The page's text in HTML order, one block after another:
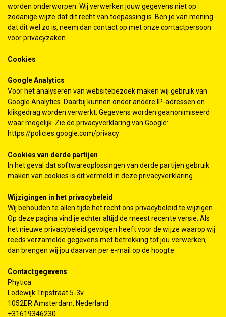
worden onderworpen. Wij verwerken jouw gegevens niet op
zodanige wijze dat dit recht van toepassing is. Ben je van mening
dat dit wel zo is, neem dan contact op met onze contactpersoon
voor privacyzaken.
Cookies
Google Analytics
Voor het analyseren van websitebezoek maken wij gebruik van
Google Analytics. Daarbij kunnen onder andere IP-adressen en
klikgedrag worden verwerkt. Gegevens worden geanonimiseerd
waar mogelijk. Zie de privacyverklaring van Google:
https://policies.google.com/privacy
Cookies van derde partijen
In het geval dat softwareoplossingen van derde partijen gebruik
maken van cookies is dit vermeld in deze privacyverklaring.
Wijzigingen in het privacybeleid
Wij behouden te allen tijde het recht ons privacybeleid te wijzigen.
Op deze pagina vind je echter altijd de meest recente versie. Als
het nieuwe privacybeleid gevolgen heeft voor de wijze waarop wij
reeds verzamelde gegevens met betrekking tot jou verwerken,
dan brengen wij jou daarvan per e-mail op de hoogte.
Contactgegevens
Phytica
Lodewijk Tripstraat 5-3v
1052ER Amsterdam, Nederland
+31619346230